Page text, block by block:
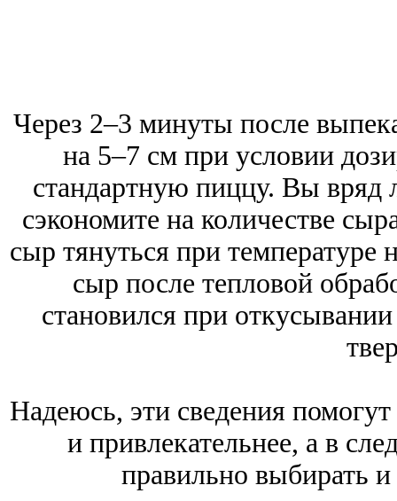
Через 2–3 минуты после
на 5–7 см при условии
стандартную пиццу. Вы вряд
сэкономите на количестве
сыр тянуться при температуре
сыр после тепловой
становился при
Надеюсь, эти сведения
и привлекательнее, а в
правильно выбирать и